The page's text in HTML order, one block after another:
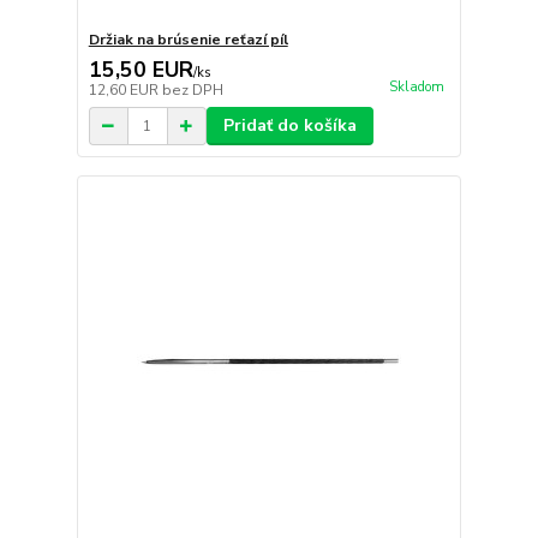
Držiak na brúsenie reťazí píl
15,50 EUR/ks
12,60 EUR bez DPH Skladom
Pridať do košíka